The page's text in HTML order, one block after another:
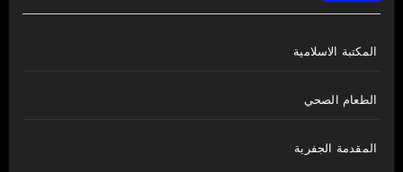
المكتبة الاسلامية
الطعام الصحي
المقدمة الجفرية